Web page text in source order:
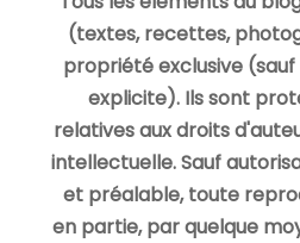
(textes, recettes,
propriété exclusive
explicite). Ils sont
relatives aux droits
intellectuelle. Sauf
et préalable, toute
en partie, par quelque